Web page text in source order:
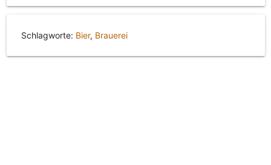
Schlagworte: Bier, Brauerei